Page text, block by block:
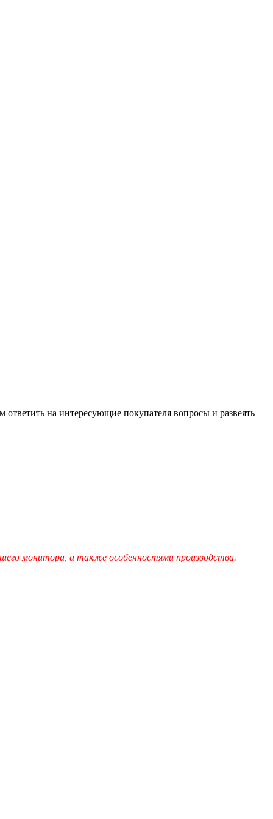
на интересующие покупателя вопросы и развеять
монитора, а также особенностями производства.